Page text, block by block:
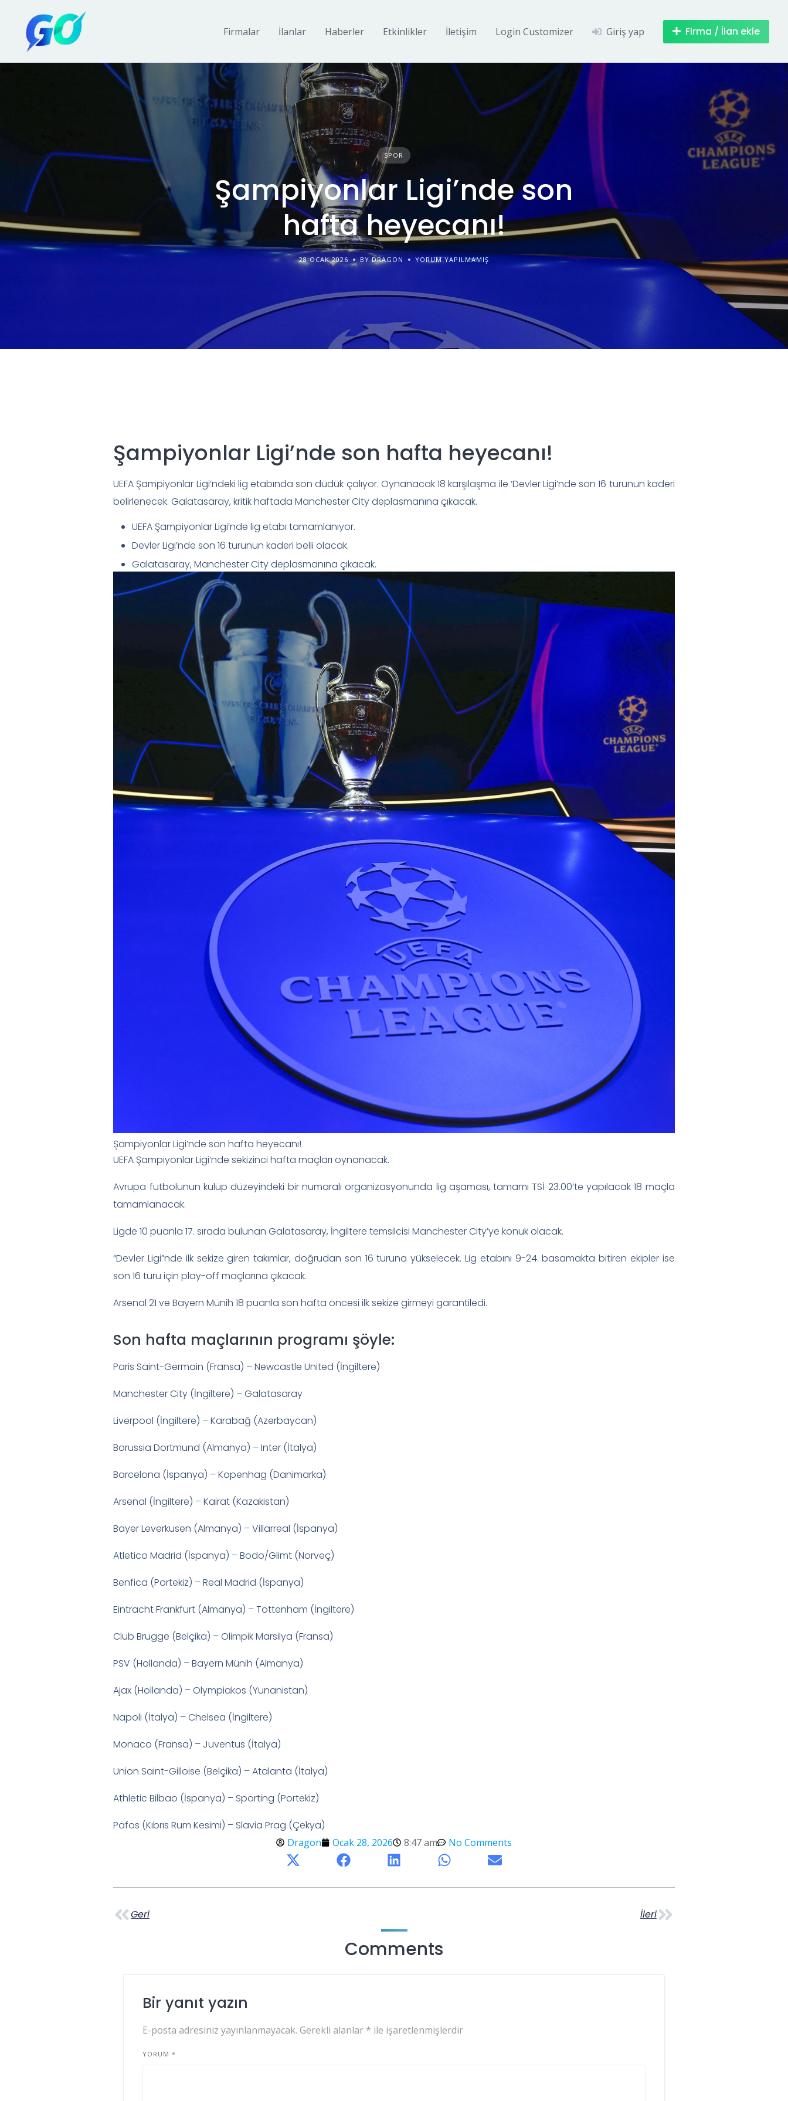
Firmalar İlanlar Haberler Etkinlikler İletişim Login Customizer Giriş yap Firma / İlan ekle
SPOR
Şampiyonlar Ligi’nde son
hafta heyecanı!
28 OCAK 2026 BY DRAGON YORUM YAPILMAMIŞ
Şampiyonlar Ligi’nde son hafta heyecanı!
UEFA Şampiyonlar Ligi’ndeki lig etabında son düdük çalıyor. Oynanacak 18 karşılaşma ile ‘Devler Ligi’nde son 16 turunun kaderi
belirlenecek. Galatasaray, kritik haftada Manchester City deplasmanına çıkacak.
UEFA Şampiyonlar Ligi’nde lig etabı tamamlanıyor.
Devler Ligi’nde son 16 turunun kaderi belli olacak.
Galatasaray, Manchester City deplasmanına çıkacak.
Şampiyonlar Ligi’nde son hafta heyecanı!
UEFA Şampiyonlar Ligi’nde sekizinci hafta maçları oynanacak.
Avrupa futbolunun kulüp düzeyindeki bir numaralı organizasyonunda lig aşaması, tamamı TSİ 23.00’te yapılacak 18 maçla
tamamlanacak.
Ligde 10 puanla 17. sırada bulunan Galatasaray, İngiltere temsilcisi Manchester City’ye konuk olacak.
“Devler Ligi”nde ilk sekize giren takımlar, doğrudan son 16 turuna yükselecek. Lig etabını 9-24. basamakta bitiren ekipler ise
son 16 turu için play-off maçlarına çıkacak.
Arsenal 21 ve Bayern Münih 18 puanla son hafta öncesi ilk sekize girmeyi garantiledi.
Son hafta maçlarının programı şöyle:
Paris Saint-Germain (Fransa) – Newcastle United (İngiltere)
Manchester City (İngiltere) – Galatasaray
Liverpool (İngiltere) – Karabağ (Azerbaycan)
Borussia Dortmund (Almanya) – Inter (İtalya)
Barcelona (İspanya) – Kopenhag (Danimarka)
Arsenal (İngiltere) – Kairat (Kazakistan)
Bayer Leverkusen (Almanya) – Villarreal (İspanya)
Atletico Madrid (İspanya) – Bodo/Glimt (Norveç)
Benfica (Portekiz) – Real Madrid (İspanya)
Eintracht Frankfurt (Almanya) – Tottenham (İngiltere)
Club Brugge (Belçika) – Olimpik Marsilya (Fransa)
PSV (Hollanda) – Bayern Münih (Almanya)
Ajax (Hollanda) – Olympiakos (Yunanistan)
Napoli (İtalya) – Chelsea (İngiltere)
Monaco (Fransa) – Juventus (İtalya)
Union Saint-Gilloise (Belçika) – Atalanta (İtalya)
Athletic Bilbao (İspanya) – Sporting (Portekiz)
Pafos (Kıbrıs Rum Kesimi) – Slavia Prag (Çekya)
Dragon Ocak 28, 2026 8:47 am No Comments
Geri İleri
Comments
Bir yanıt yazın
E-posta adresiniz yayınlanmayacak. Gerekli alanlar * ile işaretlenmişlerdir
YORUM *